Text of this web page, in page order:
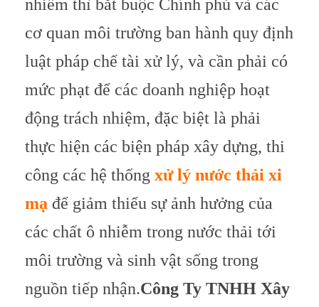
nhiễm thì bắt buộc Chính phủ và các
cơ quan môi trường ban hành quy định
luật pháp chế tài xử lý, và cần phải có
mức phạt để các doanh nghiệp hoạt
động trách nhiệm, đặc biệt là phải
thực hiện các biện pháp xây dựng, thi
công các hệ thống xử lý nước thải xi
mạ để giảm thiểu sự ảnh hưởng của
các chất ô nhiễm trong nước thải tới
môi trường và sinh vật sống trong
nguồn tiếp nhận.Công Ty TNHH Xây